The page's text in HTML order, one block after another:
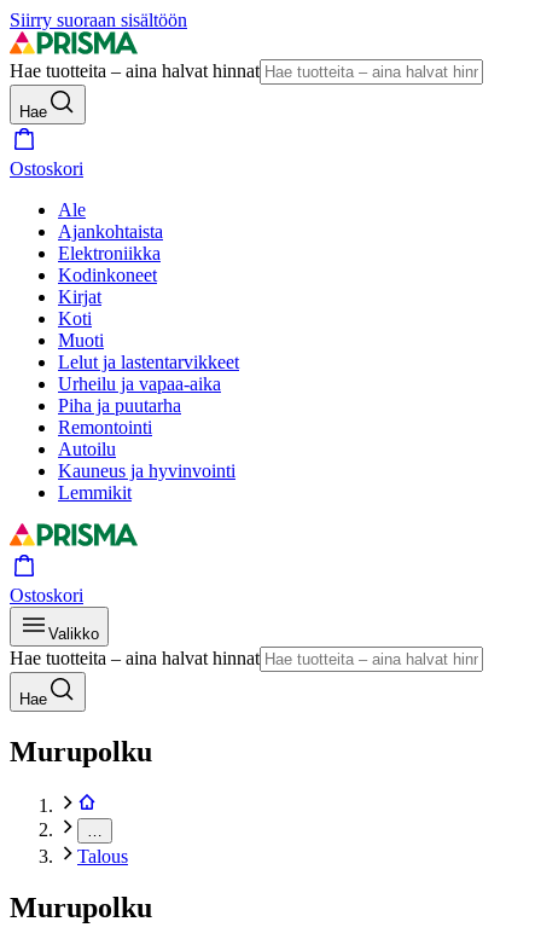
Siirry suoraan sisältöön
Hae tuotteita – aina halvat hinnat
Hae
Ostoskori
Ale
Ajankohtaista
Elektroniikka
Kodinkoneet
Kirjat
Koti
Muoti
Lelut ja lastentarvikkeet
Urheilu ja vapaa-aika
Piha ja puutarha
Remontointi
Autoilu
Kauneus ja hyvinvointi
Lemmikit
Ostoskori
Valikko
Hae tuotteita – aina halvat hinnat
Hae
Murupolku
Talous
Murupolku